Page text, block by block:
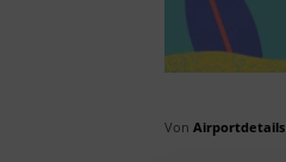
Von Airportdetails